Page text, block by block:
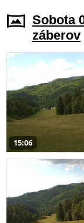
Sobota
záberov
15:06